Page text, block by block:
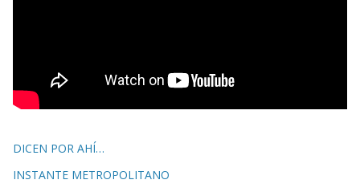
DICEN POR AHÍ…
INSTANTE METROPOLITANO